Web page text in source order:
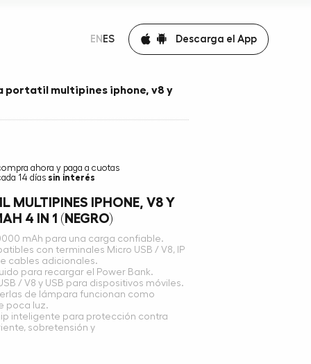
EN ES Descarga el App
portatil multipines iphone, v8 y
ahora y paga a cuotas
14 días sin interés
MULTIPINES IPHONE, V8 Y
4 IN 1 (NEGRO)
mAh para una carga confiable.
con terminales Micro USB / V8, IP
cables adicionales.
para recargar el Power Bank.
/ V8 y USB para dispositivos móviles.
de lámpara funcionan como
poca luz.
inteligente para protección contra
sobretensión y